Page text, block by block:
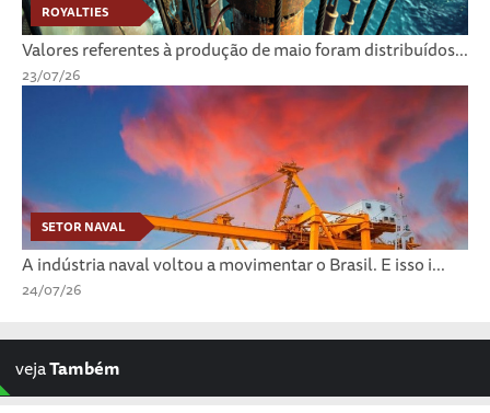
ROYALTIES
Valores referentes à produção de maio foram distribuídos...
23/07/26
SETOR NAVAL
A indústria naval voltou a movimentar o Brasil. E isso i...
24/07/26
vejaTambém